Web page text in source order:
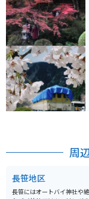
周
長笹地区
長笹にはオートバイ神社や